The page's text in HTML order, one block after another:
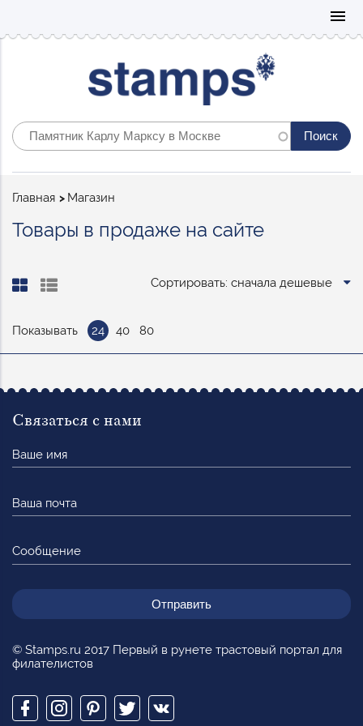
menu
Строка
Главная Магазин
Товары в продаже на сайте
Сортировать: сначала дешевые
Показывать 24 40 80
© Stamps.ru 2017 Первый в рунете трастовый портал для
филателистов
Связаться с нами
имя
почта
Сообщение